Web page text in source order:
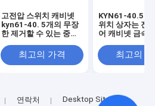
고전압 스위치 캐비넷
kyn61-40. 5개의 무장
한 제거할 수 있는 중앙
압 스위치 캐비넷
KYN28A-12
최고의 가격
KYN61-40.5 고
위치 상자는 전
어 캐비넷 금속
다
최고의
연락처 Desktop Site